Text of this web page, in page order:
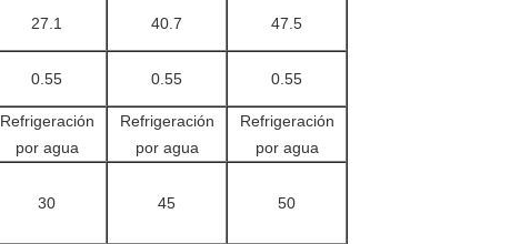
27.1 40.7 47.5
0.55 0.55 0.55
Refrigeración
por agua
Refrigeración
por agua
Refrigeración
por agua
30 45 50